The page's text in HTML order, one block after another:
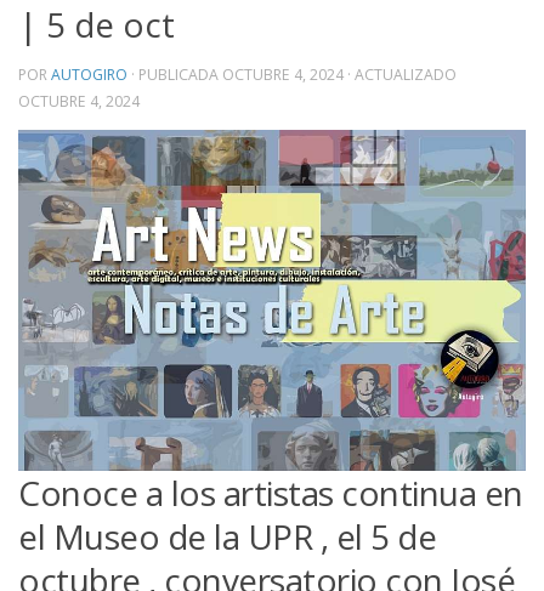
| 5 de oct
PORAUTOGIRO · PUBLICADA OCTUBRE 4, 2024 · ACTUALIZADO
OCTUBRE 4, 2024
Conoce a los artistas continua en
el Museo de la UPR , el 5 de
octubre , conversatorio con José